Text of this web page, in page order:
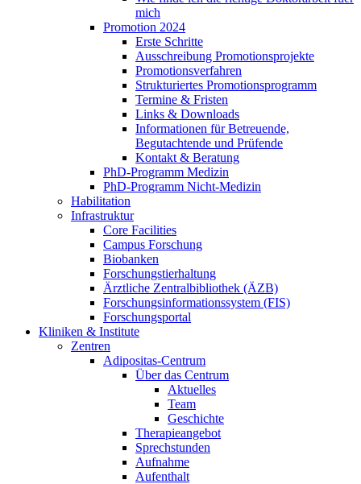
mich
Promotion 2024
Erste Schritte
Ausschreibung Promotionsprojekte
Promotionsverfahren
Strukturiertes Promotionsprogramm
Termine & Fristen
Links & Downloads
Informationen für Betreuende,
Begutachtende und Prüfende
Kontakt & Beratung
PhD-Programm Medizin
PhD-Programm Nicht-Medizin
Habilitation
Infrastruktur
Core Facilities
Campus Forschung
Biobanken
Forschungstierhaltung
Ärztliche Zentralbibliothek (ÄZB)
Forschungsinformationssystem (FIS)
Forschungsportal
Kliniken & Institute
Zentren
Adipositas-Centrum
Über das Centrum
Aktuelles
Team
Geschichte
Therapieangebot
Sprechstunden
Aufnahme
Aufenthalt